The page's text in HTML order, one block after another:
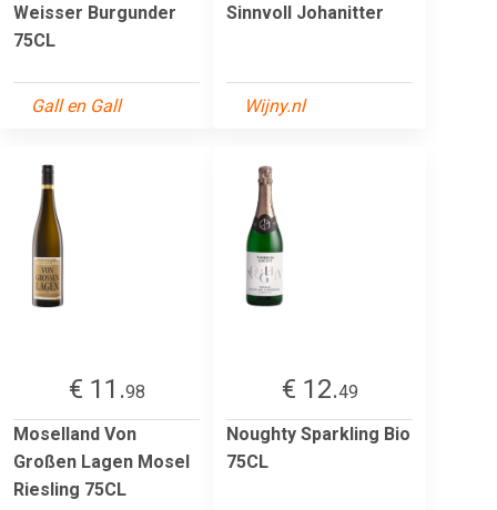
Weisser Burgunder
75CL
Gall en Gall
Sinnvoll Johanitter
Wijny.nl
€ 11.98
Moselland Von
Großen Lagen Mosel
Riesling 75CL
€ 12.49
Noughty Sparkling Bio
75CL